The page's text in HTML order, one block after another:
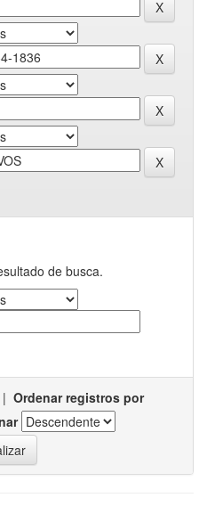
de busca.
| Ordenar registros por